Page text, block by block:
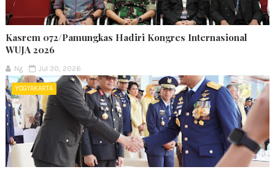
Kasrem 072/Pamungkas Hadiri Kongres Internasional
WUJA 2026
Ng Jul 30, 2026
YOGYAKARTA